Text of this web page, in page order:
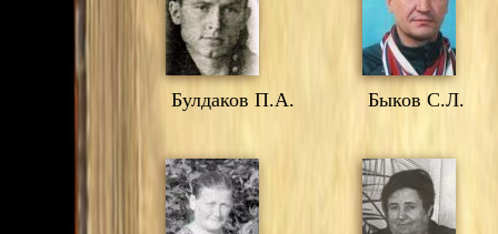
Булдаков П.А. Быков С.Л.